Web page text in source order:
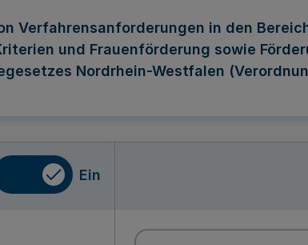
Verfahrensanforderungen in den
und Frauenförderung sowie
Nordrhein-Westfalen
Ein